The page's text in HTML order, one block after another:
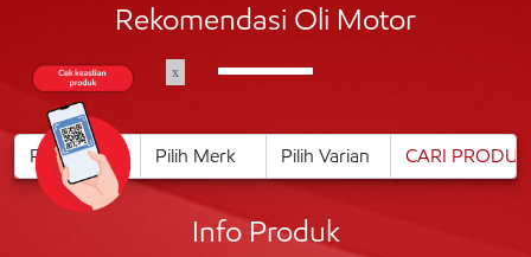
Rekomendasi Oli Motor
Info Produk
x